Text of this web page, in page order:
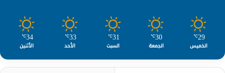
29
℃
الخميس
30
℃
الجمعة
31
℃
السبت
33
℃
الأحد
34
℃
الأثنين